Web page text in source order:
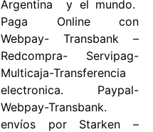
Argentina y el mundo.
Paga Online con
Webpay- Transbank –
Redcompra- Servipag-
Multicaja-Transferencia
electronica. Paypal-
Webpay-Transbank.
envíos por Starken –